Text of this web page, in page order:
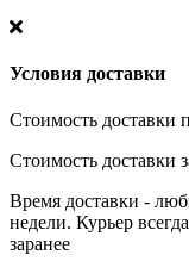
Условия доставки
Стоимость доставки
Стоимость
Время доставки -
недели. Курьер
заранее